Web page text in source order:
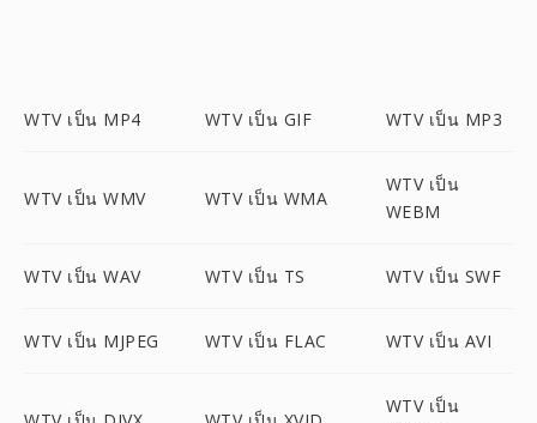
WTV เป็น MP4 WTV เป็น GIF WTV เป็น MP3
WTV เป็น WMV WTV เป็น WMA
WTV เป็น
WEBM
WTV เป็น WAV WTV เป็น TS WTV เป็น SWF
WTV เป็น MJPEG WTV เป็น FLAC WTV เป็น AVI
WTV เป็น